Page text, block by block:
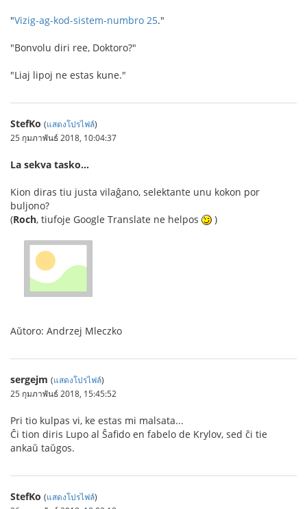
"Vizig-ag-kod-sistem-numbro 25."
"Bonvolu diri ree, Doktoro?"
"Liaj lipoj ne estas kune."
StefKo (แสดงโปรไฟล์)
25 กุมภาพันธ์ 2018, 10:04:37
La sekva tasko…
Kion diras tiu justa vilaĝano, selektante unu kokon por
buljono?
(Roch, tiufoje Google Translate ne helpos )
Aŭtoro: Andrzej Mleczko
sergejm (แสดงโปรไฟล์)
25 กุมภาพันธ์ 2018, 15:45:52
Pri tio kulpas vi, ke estas mi malsata...
Ĉi tion diris Lupo al Ŝafido en fabelo de Krylov, sed ĉi tie
ankaŭ taŭgos.
StefKo (แสดงโปรไฟล์)